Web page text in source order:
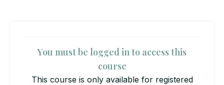
You must be logged in to access this
course
This course is only available for registered